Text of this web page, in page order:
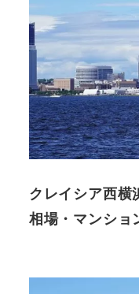
クレイシア西横
相場・マンショ